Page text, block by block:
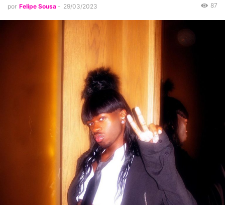
por Felipe Sousa - 29/03/2023 87